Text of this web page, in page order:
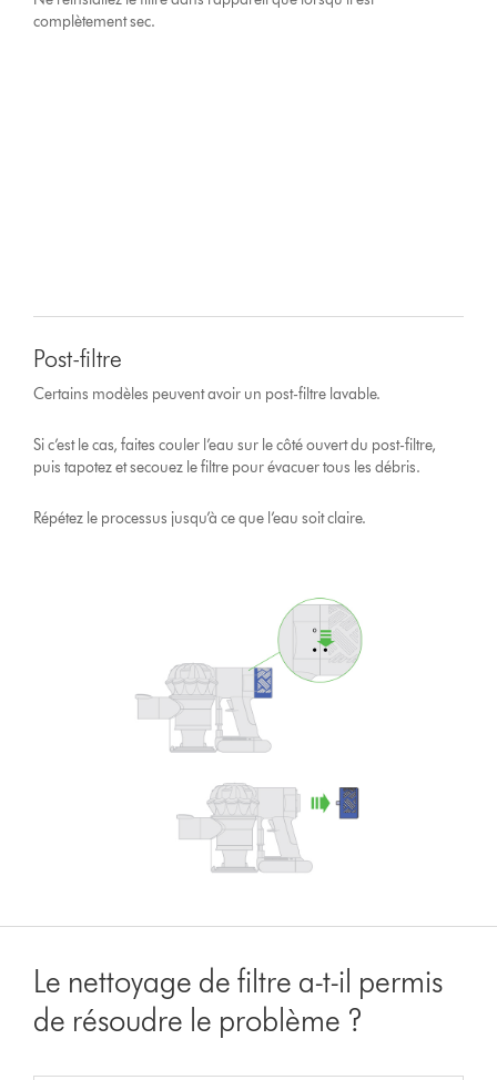
complètement sec.
Post-filtre
Certains modèles peuvent avoir un post-filtre lavable.
Si c’est le cas, faites couler l’eau sur le côté ouvert du post-filtre,
puis tapotez et secouez le filtre pour évacuer tous les débris.
Répétez le processus jusqu’à ce que l’eau soit claire.
Le nettoyage de filtre a-t-il permis
de résoudre le problème ?